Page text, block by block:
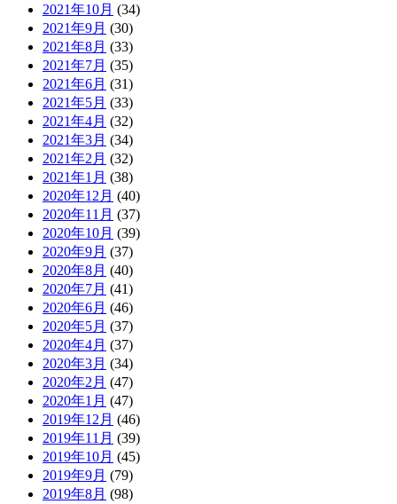
2021年10月 (34)
2021年9月 (30)
2021年8月 (33)
2021年7月 (35)
2021年6月 (31)
2021年5月 (33)
2021年4月 (32)
2021年3月 (34)
2021年2月 (32)
2021年1月 (38)
2020年12月 (40)
2020年11月 (37)
2020年10月 (39)
2020年9月 (37)
2020年8月 (40)
2020年7月 (41)
2020年6月 (46)
2020年5月 (37)
2020年4月 (37)
2020年3月 (34)
2020年2月 (47)
2020年1月 (47)
2019年12月 (46)
2019年11月 (39)
2019年10月 (45)
2019年9月 (79)
2019年8月 (98)